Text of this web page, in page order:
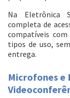
Na Eletrônica
completa de
compatíveis
tipos de uso,
entrega.
Microfones e